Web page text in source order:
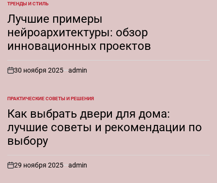
ОПУБЛИКОВАНО
В
ТРЕНДЫ И СТИЛЬ
Лучшие примеры
нейроархитектуры: обзор
инновационных проектов
on
30 ноября 2025 admin
ОПУБЛИКОВАНО
В
ПРАКТИЧЕСКИЕ СОВЕТЫ И РЕШЕНИЯ
Как выбрать двери для дома:
лучшие советы и рекомендации по
выбору
on
29 ноября 2025 admin